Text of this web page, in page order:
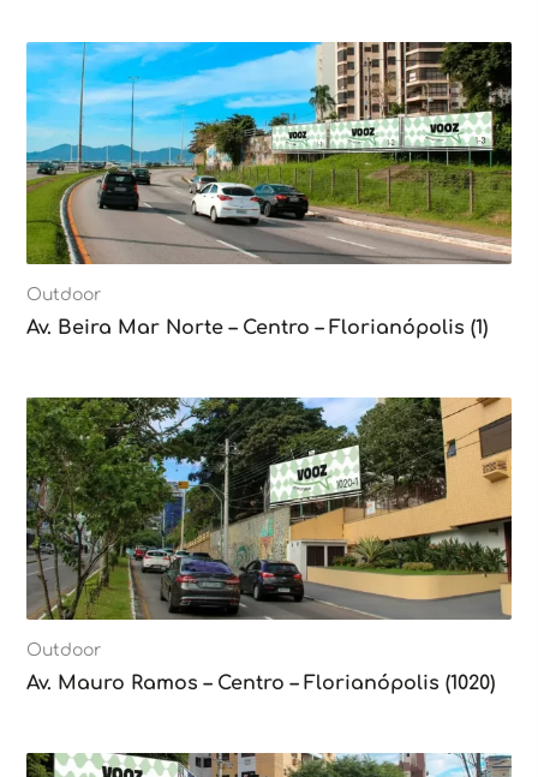
Outdoor
Av. Beira Mar Norte – Centro – Florianópolis (1)
Outdoor
Av. Mauro Ramos – Centro – Florianópolis (1020)